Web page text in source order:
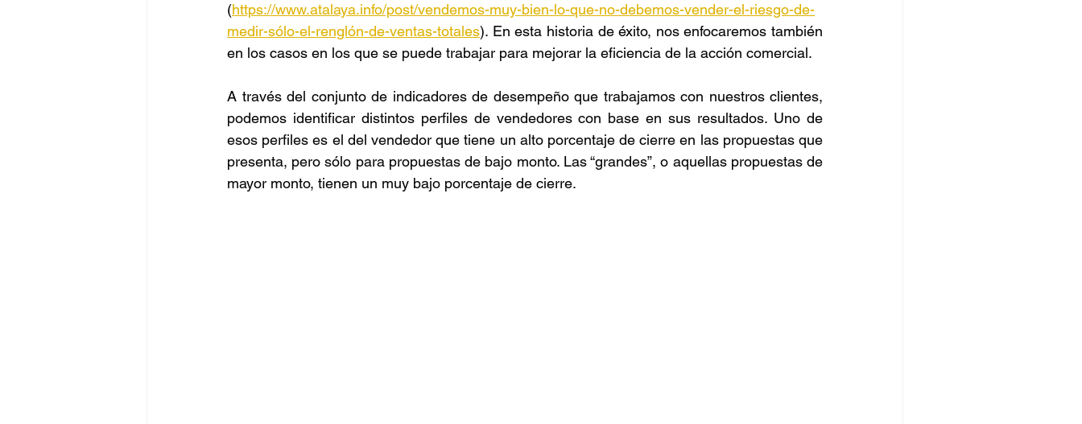
(https://www.atalaya.info/post/vendemos-muy-bien-lo-que-no-debemos-vender-el-riesgo-de-
medir-sólo-el-renglón-de-ventas-totales). En esta historia de éxito, nos enfocaremos también
en los casos en los que se puede trabajar para mejorar la eficiencia de la acción comercial.
A través del conjunto de indicadores de desempeño que trabajamos con nuestros clientes,
podemos identificar distintos perfiles de vendedores con base en sus resultados. Uno de
esos perfiles es el del vendedor que tiene un alto porcentaje de cierre en las propuestas que
presenta, pero sólo para propuestas de bajo monto. Las “grandes”, o aquellas propuestas de
mayor monto, tienen un muy bajo porcentaje de cierre.